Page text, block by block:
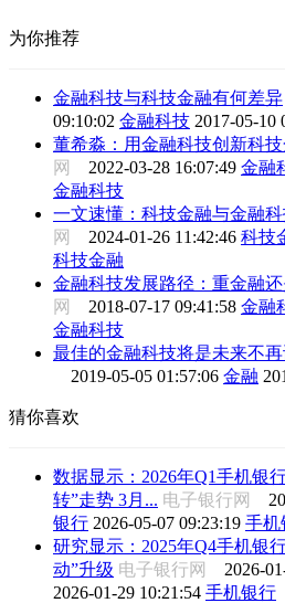
为你推荐
金融科技与科技金融有何差异
09:10:02 金融科技 2017-05-10
董希淼：用金融科技创新科
网 2022-03-28 16:07:49 金融
金融科技
一文速懂：科技金融与金融
网 2024-01-26 11:42:46 科技
科技金融
金融科技发展路径：重金融还
网 2018-07-17 09:41:58 金融
金融科技
最佳的金融科技将是未来不
2019-05-05 01:57:06 金融
猜你喜欢
数据显示：2026年Q1手机银
转”走势 3月... 电子银行网
银行 2026-05-07 09:23:19 手机
研究显示：2025年Q4手机银
动”升级 电子银行网 2026-
2026-01-29 10:21:54 手机银行